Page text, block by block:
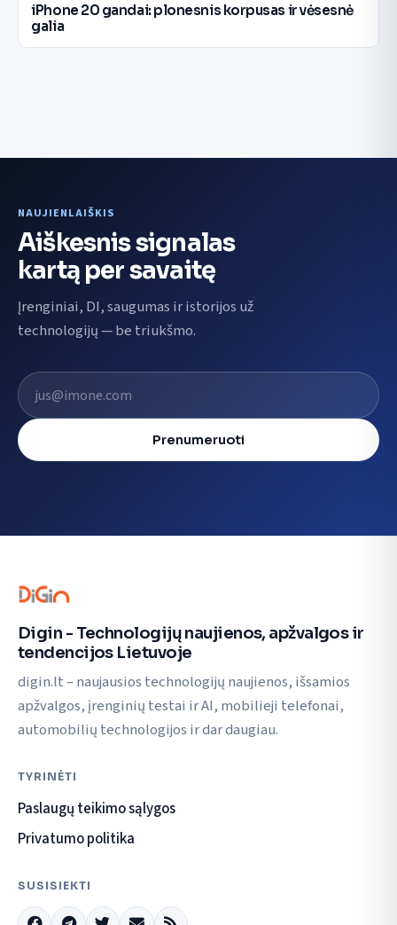
iPhone 20 gandai: plonesnis korpusas ir vėsesnė
galia
NAUJIENLAIŠKIS
Aiškesnis signalas
kartą per savaitę
Įrenginiai, DI, saugumas ir istorijos už
technologijų — be triukšmo.
El. pašto adresas
Prenumeruoti
Digin - Technologijų naujienos, apžvalgos ir
tendencijos Lietuvoje
digin.lt – naujausios technologijų naujienos, išsamios
apžvalgos, įrenginių testai ir AI, mobilieji telefonai,
automobilių technologijos ir dar daugiau.
TYRINĖTI
Paslaugų teikimo sąlygos
Privatumo politika
SUSISIEKTI